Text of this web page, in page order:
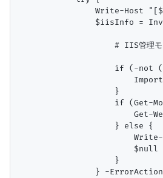
Write-Host
$iisInfo =
# IIS管理モ
if (-not
                    }
if (Get-
Get-
                    } else {
Write-
                        $null
                    }
} -ErrorAction